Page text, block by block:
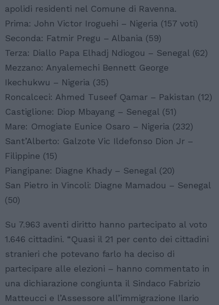
apolidi residenti nel Comune di Ravenna.
Prima: John Victor Iroguehi – Nigeria (157 voti)
Seconda: Fatmir Pregu – Albania (59)
Terza: Diallo Papa Elhadj Ndiogou – Senegal (62)
Mezzano: Anyalemechi Bennett George
Ikechukwu – Nigeria (35)
Roncalceci: Ahmed Tuseef Qamar – Pakistan (12)
Castiglione: Diop Mbayang – Senegal (51)
Mare: Omogiate Eunice Osaro – Nigeria (232)
Sant’Alberto: Galzote Vic Ildefonso Dion Jr –
Filippine (15)
Piangipane: Diagne Khady – Senegal (20)
San Pietro in Vincoli: Diagne Mamadou – Senegal
(50)
Su 7.963 aventi diritto hanno partecipato al voto
1.646 cittadini. “Quasi il 21 per cento dei cittadini
stranieri che potevano farlo ha deciso di
partecipare alle elezioni – hanno commentato in
una dichiarazione congiunta il Sindaco Fabrizio
Matteucci e l’Assessore all’immigrazione Ilario